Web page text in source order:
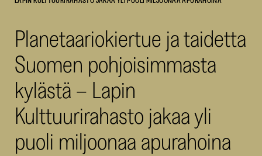
Planetaariokiertue ja taidetta
Suomen pohjoisimmasta
kylästä – Lapin
Kulttuurirahasto jakaa yli
puoli miljoonaa apurahoina